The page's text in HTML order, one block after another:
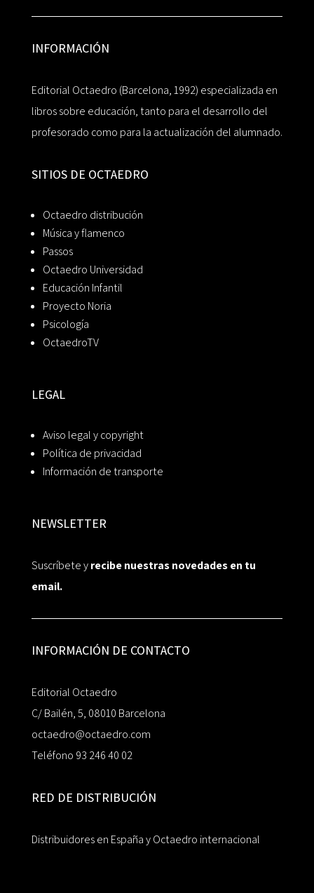
INFORMACIÓN
Editorial Octaedro (Barcelona, 1992) especializada en
libros sobre educación, tanto para el desarrollo del
profesorado como para la actualización del alumnado.
SITIOS DE OCTAEDRO
Octaedro distribución
Música y flamenco
Passos
Octaedro Universidad
Educación Infantil
Proyecto Noria
Psicología
OctaedroTV
LEGAL
Aviso legal y copyright
Política de privacidad
Información de transporte
NEWSLETTER
Suscríbete yrecibe nuestras novedades en tu
email.
INFORMACIÓN DE CONTACTO
Editorial Octaedro
C/ Bailén, 5, 08010 Barcelona
octaedro@octaedro.com
Teléfono 93 246 40 02
RED DE DISTRIBUCIÓN
Distribuidores en España y Octaedro internacional